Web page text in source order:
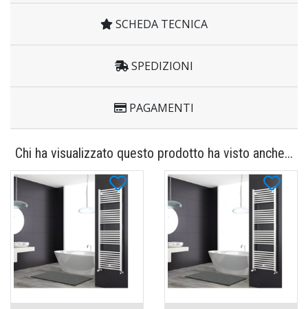
SCHEDA TECNICA
SPEDIZIONI
PAGAMENTI
Chi ha visualizzato questo prodotto ha visto anche...